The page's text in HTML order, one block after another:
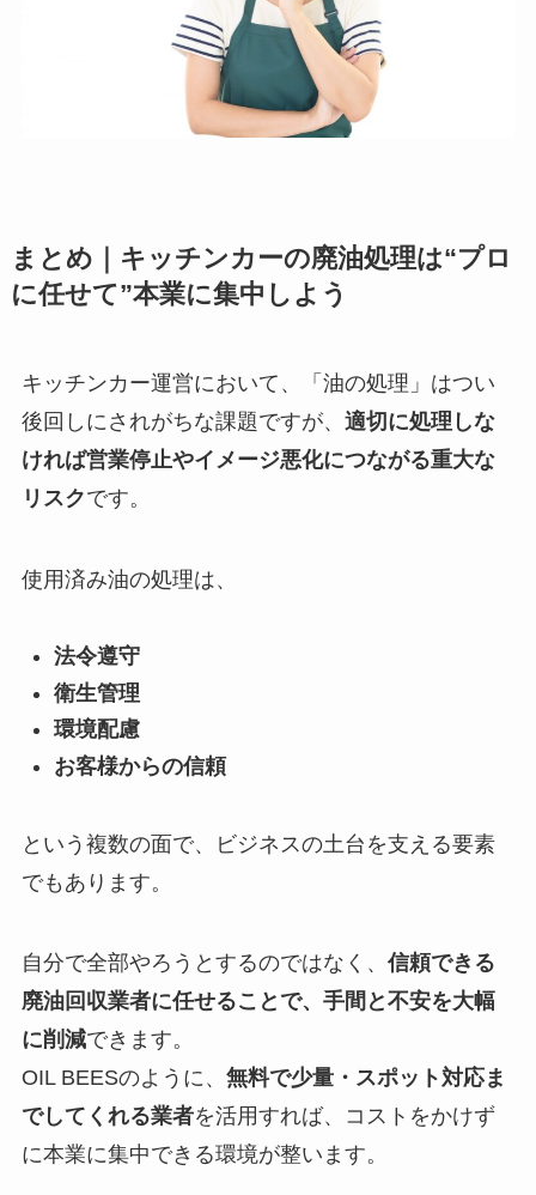
まとめ｜キッチンカーの廃油処理は“プロ
に任せて”本業に集中しよう
キッチンカー運営において、「油の処理」はつい
後回しにされがちな課題ですが、 適切に処理しな
ければ営業停止やイメージ悪化につながる重大な
リスクです。
使用済み油の処理は、
法令遵守
衛生管理
環境配慮
お客様からの信頼
という複数の面で、ビジネスの土台を支える要素
でもあります。
自分で全部やろうとするのではなく、 信頼できる
廃油回収業者に任せることで、手間と不安を大幅
に削減できます。
OIL BEESのように、 無料で少量・スポット対応ま
でしてくれる業者を活用すれば、コストをかけず
に本業に集中できる環境が整います。